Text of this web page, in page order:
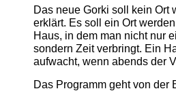
Das neue Gorki soll kein Ort
erklärt. Es soll ein Ort
Haus, in dem man nicht nur
sondern Zeit verbringt. Ein
aufwacht, wenn abends der
Das Programm geht von der